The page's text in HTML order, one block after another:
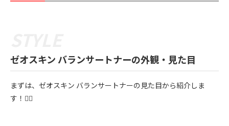
ゼオスキン バランサートナーの外観・見た目
まずは、ゼオスキン バランサートナーの見た目から紹介しま
す！💁‍♀️